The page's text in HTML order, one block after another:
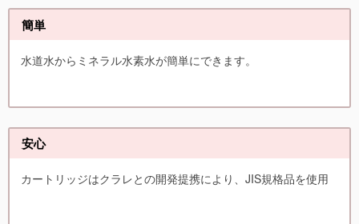
簡単
水道水からミネラル水素水が簡単にできます。
安心
カートリッジはクラレとの開発提携により、JIS規格品を使用